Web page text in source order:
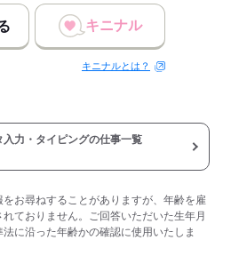
募する
キニナル
キニナルとは？
力・タイピングの仕事一覧
お尋ねすることがありますが、年齢を雇
ておりません。ご回答いただいた生年月
に沿った年齢かの確認に使用いたしま